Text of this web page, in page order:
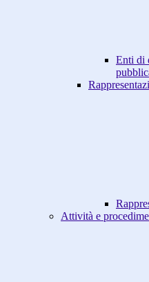
Enti di
Attività e